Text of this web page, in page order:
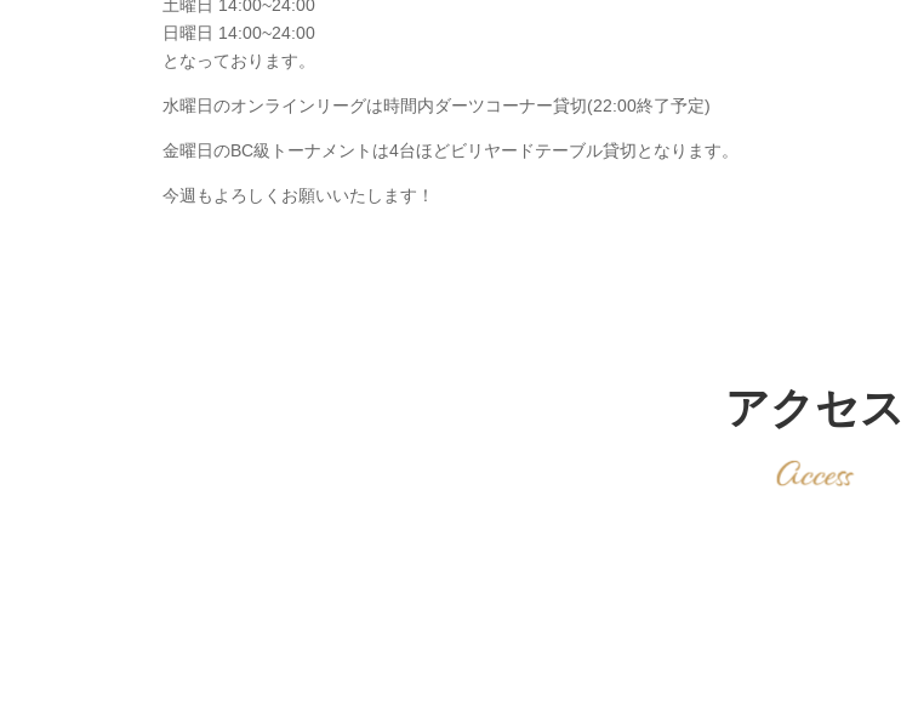
土曜日 14:00~24:00
日曜日 14:00~24:00
となっております。
水曜日のオンラインリーグは時間内ダーツコーナー貸切(22:00終了予定)
金曜日のBC級トーナメントは4台ほどビリヤードテーブル貸切となります。
今週もよろしくお願いいたします！
アクセス